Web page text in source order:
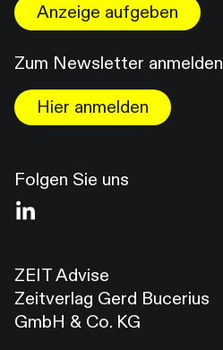
ZEIT Advise
Zeitverlag Gerd Bucerius
GmbH & Co. KG
Anzeige aufgeben
Zum Newsletter anmelden
Hier anmelden
Folgen Sie uns